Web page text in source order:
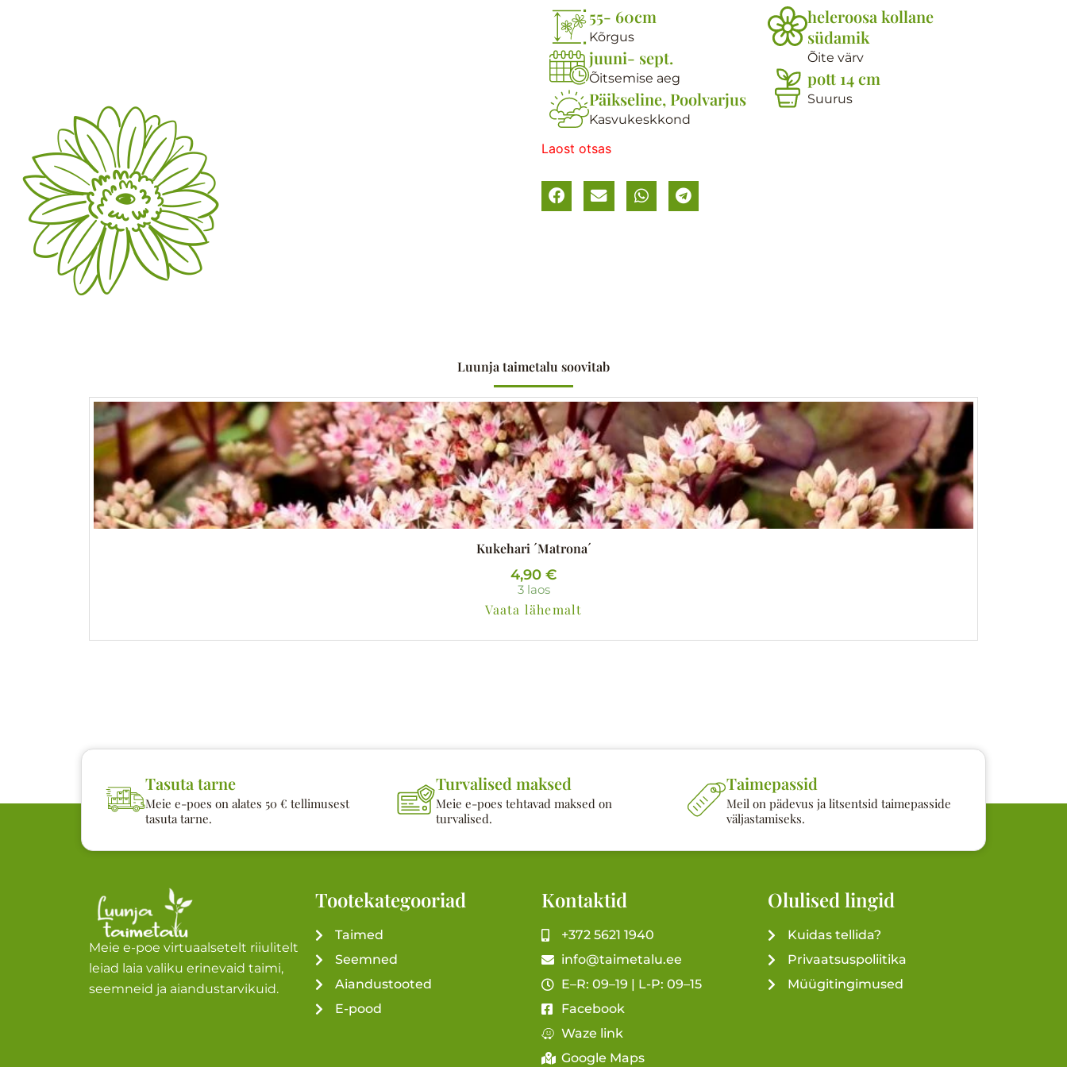
55- 60cm
Kõrgus
juuni- sept.
Õitsemise aeg
Päikseline, Poolvarjus
Kasvukeskkond
heleroosa kollane
südamik
Õite värv
pott 14 cm
Suurus
Laost otsas
Luunja taimetalu soovitab
Kukehari ´Matrona´
4,90 €
3 laos
Vaata lähemalt
Tasuta tarne
Meie e-poes on alates 50 € tellimusest
tasuta tarne.
Turvalised maksed
Meie e-poes tehtavad maksed on
turvalised.
Taimepassid
Meil on pädevus ja litsentsid taimepasside
väljastamiseks.
Meie e-poe virtuaalsetelt riiulitelt
leiad laia valiku erinevaid taimi,
seemneid ja aiandustarvikuid.
Tootekategooriad
Taimed
Seemned
Aiandustooted
E-pood
Kontaktid
+372 5621 1940
info@taimetalu.ee
E–R: 09–19 | L-P: 09–15
Facebook
Waze link
Google Maps
Olulised lingid
Kuidas tellida?
Privaatsuspoliitika
Müügitingimused